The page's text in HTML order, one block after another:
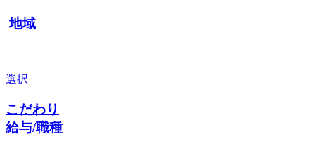
地域
選択
こだわり
給与/職種